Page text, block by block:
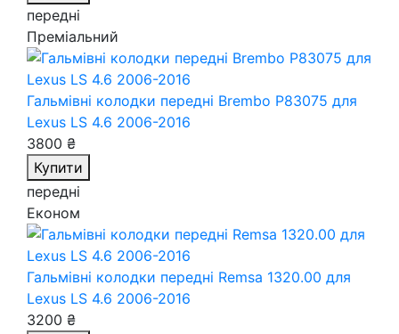
передні
Преміальний
Гальмівні колодки передні Brembo P83075 для
Lexus LS 4.6 2006-2016
3800 ₴
Купити
передні
Економ
Гальмівні колодки передні Remsa 1320.00 для
Lexus LS 4.6 2006-2016
3200 ₴